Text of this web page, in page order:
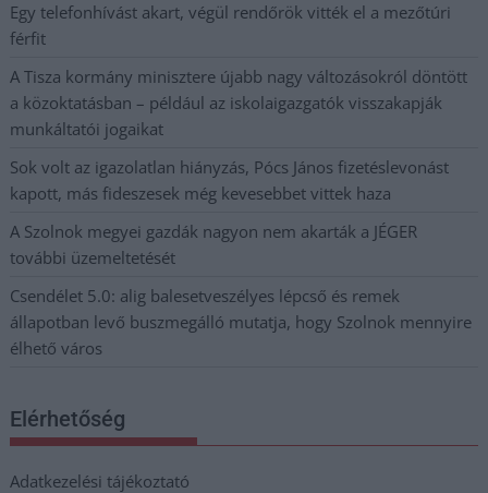
Egy telefonhívást akart, végül rendőrök vitték el a mezőtúri
férfit
A Tisza kormány minisztere újabb nagy változásokról döntött
a közoktatásban – például az iskolaigazgatók visszakapják
munkáltatói jogaikat
Sok volt az igazolatlan hiányzás, Pócs János fizetéslevonást
kapott, más fideszesek még kevesebbet vittek haza
A Szolnok megyei gazdák nagyon nem akarták a JÉGER
további üzemeltetését
Csendélet 5.0: alig balesetveszélyes lépcső és remek
állapotban levő buszmegálló mutatja, hogy Szolnok mennyire
élhető város
Elérhetőség
Adatkezelési tájékoztató